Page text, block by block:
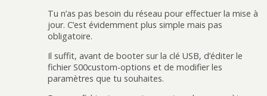
Tu n’as pas besoin du réseau pour effectuer la mise à
jour. C’est évidemment plus simple mais pas
obligatoire.
Il suffit, avant de booter sur la clé USB, d’éditer le
fichier S00custom-options et de modifier les
paramètres que tu souhaites.